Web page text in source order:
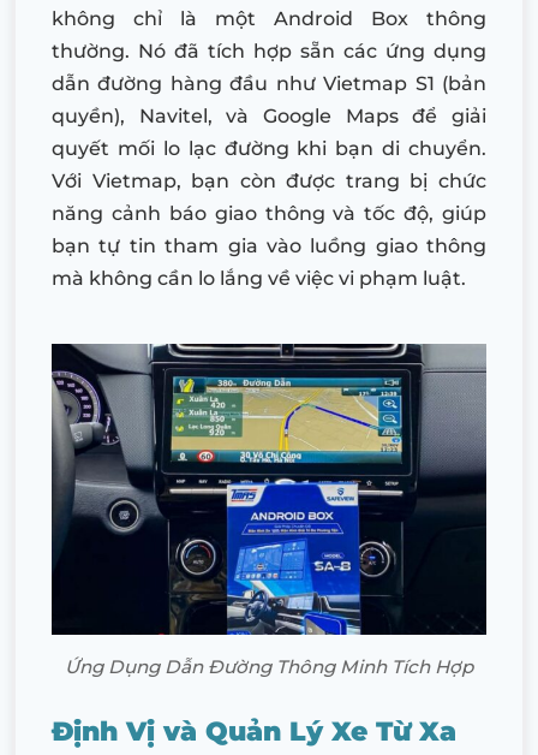
không chỉ là một Android Box thông
thường. Nó đã tích hợp sẵn các ứng dụng
dẫn đường hàng đầu như Vietmap S1 (bản
quyền), Navitel, và Google Maps để giải
quyết mối lo lạc đường khi bạn di chuyển.
Với Vietmap, bạn còn được trang bị chức
năng cảnh báo giao thông và tốc độ, giúp
bạn tự tin tham gia vào luồng giao thông
mà không cần lo lắng về việc vi phạm luật.
Ứng Dụng Dẫn Đường Thông Minh Tích Hợp
Định Vị và Quản Lý Xe Từ Xa